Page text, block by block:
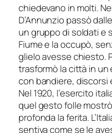
chiedevano in molti.
D’Annunzio passò
un gruppo di soldati e
Fiume e la occupò,
glielo avesse chiesto.
trasformò la città in
con bandiere,
Nel 1920, l’esercito
quel gesto folle
profonda la ferita.
sentiva come se le